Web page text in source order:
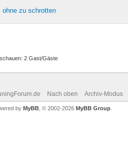
ohne zu schrotten
2 Gast/Gäste
Nach oben Archiv-Modus
by MyBB , © 2002-2026 MyBB Group